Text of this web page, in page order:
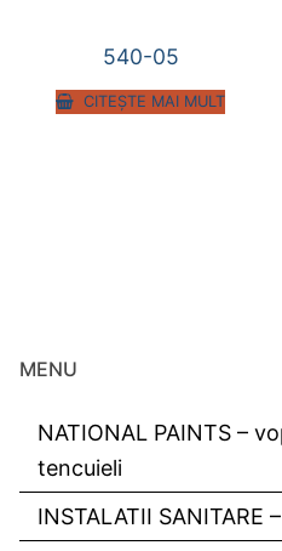
540-05
CITEȘTE MAI MULT
MENU
NATIONAL PAINTS –
tencuieli
INSTALATII SANITARE